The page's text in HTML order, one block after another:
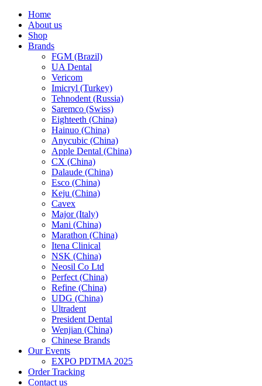
Home
About us
Shop
Brands
FGM (Brazil)
UA Dental
Vericom
Imicryl (Turkey)
Tehnodent (Russia)
Saremco (Swiss)
Eighteeth (China)
Hainuo (China)
Anycubic (China)
Apple Dental (China)
CX (China)
Dalaude (China)
Esco (China)
Keju (China)
Cavex
Major (Italy)
Mani (China)
Marathon (China)
Itena Clinical
NSK (China)
Neosil Co Ltd
Perfect (China)
Refine (China)
UDG (China)
Ultradent
President Dental
Wenjian (China)
Chinese Brands
Our Events
EXPO PDTMA 2025
Order Tracking
Contact us